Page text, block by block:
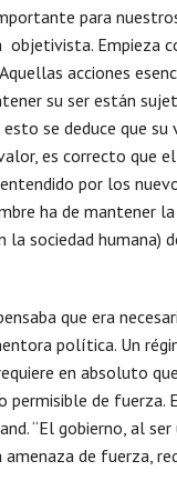
para
Empieza
acciones
su ser están
se deduce que
es correcto que
por los
ha de mantener
sociedad humana)
que era
política. Un
en absoluto
de fuerza.
“El gobierno, al
de fuerza,